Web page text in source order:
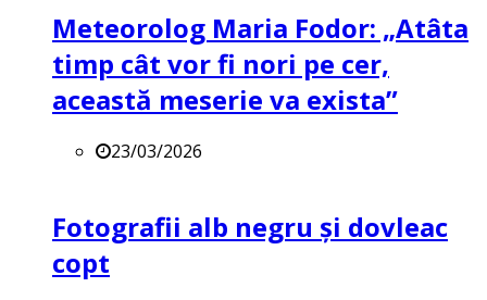
Meteorolog Maria Fodor: „Atâta
timp cât vor fi nori pe cer,
această meserie va exista”
23/03/2026
Fotografii alb negru și dovleac
copt